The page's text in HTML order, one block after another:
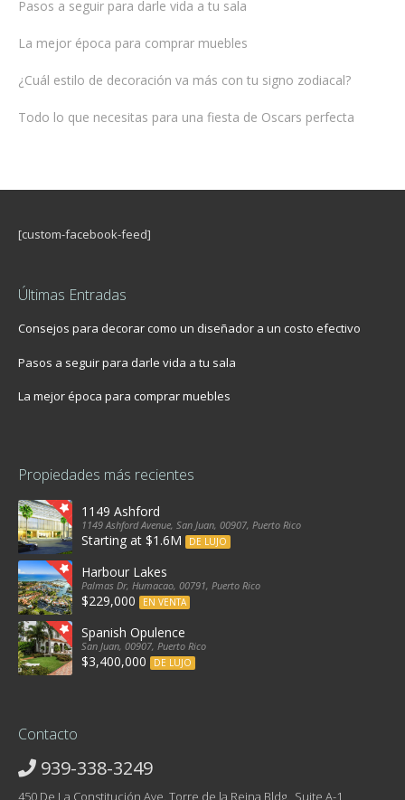
Pasos a seguir para darle vida a tu sala
La mejor época para comprar muebles
¿Cuál estilo de decoración va más con tu signo zodiacal?
Todo lo que necesitas para una fiesta de Oscars perfecta
[custom-facebook-feed]
Últimas Entradas
Consejos para decorar como un diseñador a un costo efectivo
Pasos a seguir para darle vida a tu sala
La mejor época para comprar muebles
Propiedades más recientes
1149 Ashford
1149 Ashford Avenue, San Juan, 00907, Puerto Rico
Starting at $1.6M DE LUJO
Harbour Lakes
Palmas Dr, Humacao, 00791, Puerto Rico
$229,000 EN VENTA
Spanish Opulence
San Juan, 00907, Puerto Rico
$3,400,000 DE LUJO
Contacto
939-338-3249
450 De La Constitución Ave. Torre de la Reina Bldg., Suite A-1